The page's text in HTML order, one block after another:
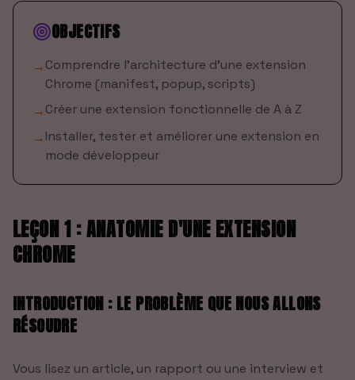
OBJECTIFS
→Comprendre l'architecture d'une extension
Chrome (manifest, popup, scripts)
→Créer une extension fonctionnelle de A à Z
→Installer, tester et améliorer une extension en
mode développeur
LEÇON 1 : ANATOMIE D'UNE EXTENSION
CHROME
INTRODUCTION : LE PROBLÈME QUE NOUS ALLONS
RÉSOUDRE
Vous lisez un article, un rapport ou une interview et